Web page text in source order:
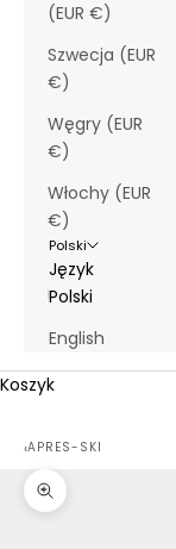
(EUR €)
Szwecja (EUR
€)
Węgry (EUR
€)
Włochy (EUR
€)
Polski
Język
Polski
English
Koszyk
‹APRES-SKI
Przybliż